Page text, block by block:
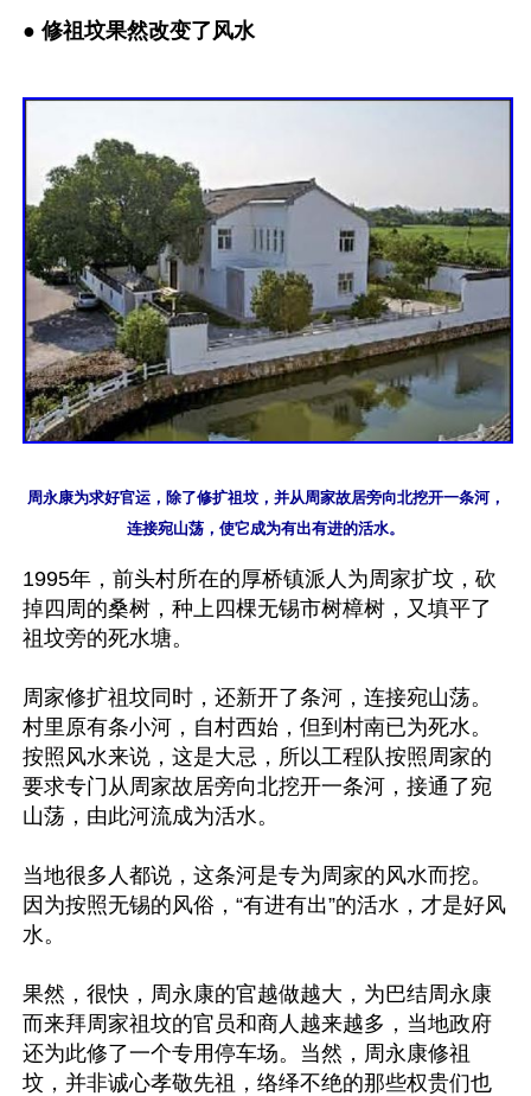
● 修祖坟果然改变了风水
周永康为求好官运，除了修扩祖坟，并从周家故居旁向北挖开一条河，
连接宛山荡，使它成为有出有进的活水。
1995年，前头村所在的厚桥镇派人为周家扩坟，砍
掉四周的桑树，种上四棵无锡市树樟树，又填平了
祖坟旁的死水塘。
周家修扩祖坟同时，还新开了条河，连接宛山荡。
村里原有条小河，自村西始，但到村南已为死水。
按照风水来说，这是大忌，所以工程队按照周家的
要求专门从周家故居旁向北挖开一条河，接通了宛
山荡，由此河流成为活水。
当地很多人都说，这条河是专为周家的风水而挖。
因为按照无锡的风俗，“有进有出”的活水，才是好风
水。
果然，很快，周永康的官越做越大，为巴结周永康
而来拜周家祖坟的官员和商人越来越多，当地政府
还为此修了一个专用停车场。当然，周永康修祖
坟，并非诚心孝敬先祖，络绎不绝的那些权贵们也